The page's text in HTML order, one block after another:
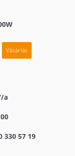
Vásárlás
a
330 57 19